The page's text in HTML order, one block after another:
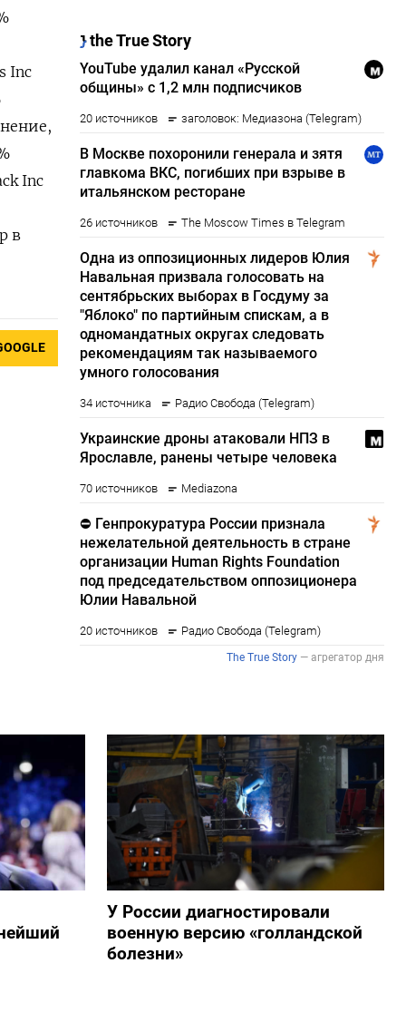
Inc
Inc
в
У России диагностировали
военную версию «голландской
болезни»